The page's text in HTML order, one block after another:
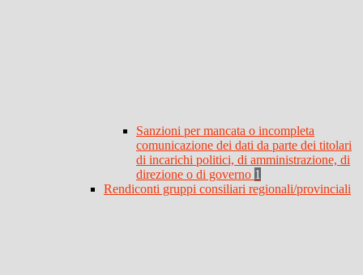
Sanzioni per mancata o incompleta
comunicazione dei dati da parte dei titolari
di incarichi politici, di amministrazione, di
direzione o di governo 1
Rendiconti gruppi consiliari regionali/provinciali